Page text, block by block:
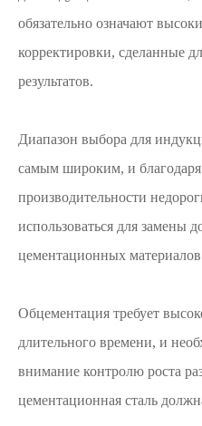
обязательно означают
корректировки, сделанные
результатов.
Диапазон выбора для
самым широким, и
производительности
использоваться для замены
цементационных
Обцементация требует
длительного времени, и
внимание контролю роста
цементационная сталь